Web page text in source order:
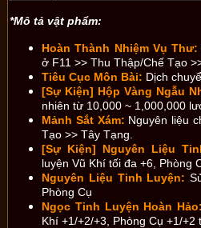
*Mô tả vật phẩm:
Hoàn Thành Nhiệm Vụ Thư:
ở F11 >> Thu Thập/Chế Tạo
Tiêu Cục Môn Bài: Dịch
[Sự Kiện] Hộp Vàng Ngẫu
nhiên từ 10,000 ~ 1,000,000
Mảnh Sắt Xám: Nguyên liệu
Tạo >> Tây Tạng.
[Sự Kiện] Nguyên Liệu
luyện Vũ Khí tối đa +6, Phòng
Nguyên Liệu Tinh Luyện:
Phòng Cụ
Ngọc Tinh Luyện Hoàn Hảo:
Khí +1/+2/+3, Phòng Cụ +1/+2